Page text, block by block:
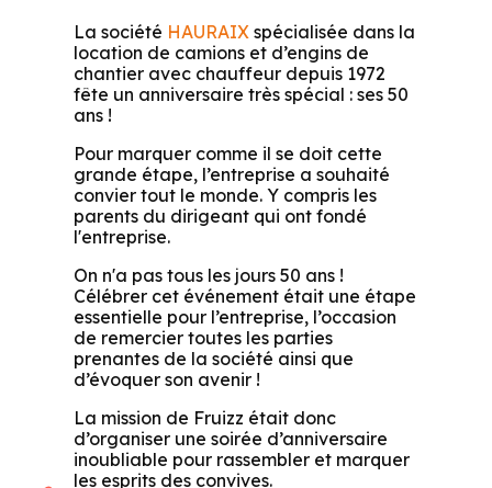
La société HAURAIX spécialisée dans la
location de camions et d’engins de
chantier avec chauffeur depuis 1972
fête un anniversaire très spécial : ses 50
ans !
Pour marquer comme il se doit cette
grande étape, l’entreprise a souhaité
convier tout le monde. Y compris les
parents du dirigeant qui ont fondé
l'entreprise.
On n'a pas tous les jours 50 ans !
Célébrer cet événement était une étape
essentielle pour l’entreprise, l’occasion
de remercier toutes les parties
prenantes de la société ainsi que
d’évoquer son avenir !
La mission de Fruizz était donc
d’organiser une soirée d’anniversaire
inoubliable pour rassembler et marquer
les esprits des convives.